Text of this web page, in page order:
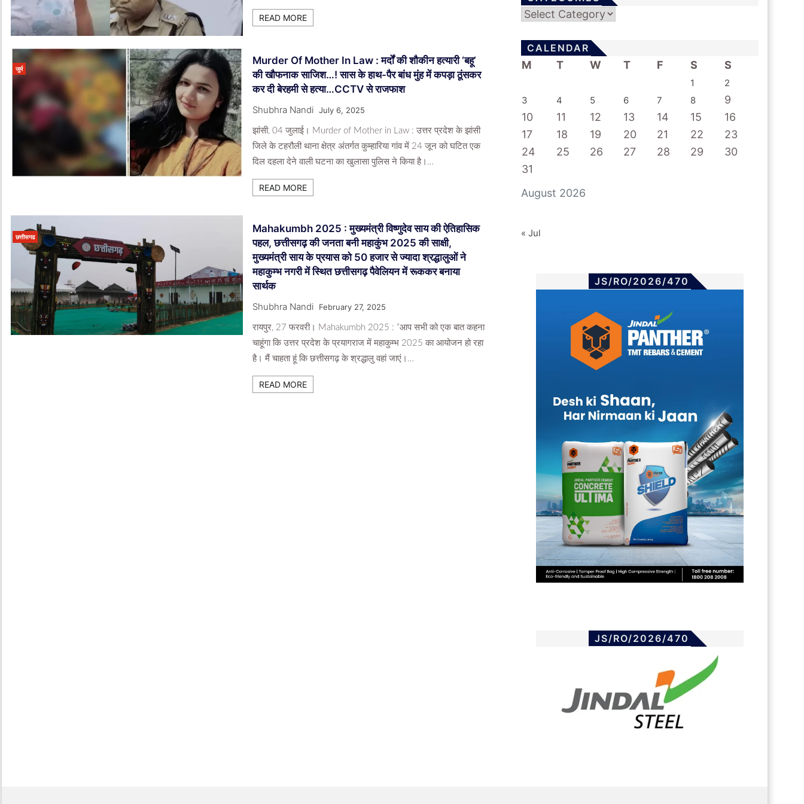
READ MORE
जुर्म
Murder Of Mother In Law : मर्दों की शौकीन हत्यारी ‘बहू’
की खौफनाक साजिश…! सास के हाथ-पैर बांध मुंह में कपड़ा ठूंसकर
कर दी बेरहमी से हत्या…CCTV से राजफाश
Shubhra Nandi July 6, 2025
झांसी, 04 जुलाई। Murder of Mother in Law : उत्तर प्रदेश के झांसी
जिले के टहरौली थाना क्षेत्र अंतर्गत कुम्हारिया गांव में 24 जून को घटित एक
दिल दहला देने वाली घटना का खुलासा पुलिस ने किया है।…
READ MORE
छत्तीसगढ
Mahakumbh 2025 : मुख्यमंत्री विष्णुदेव साय की ऐतिहासिक
पहल, छत्तीसगढ़ की जनता बनी महाकुंभ 2025 की साक्षी,
मुख्यमंत्री साय के प्रयास को 50 हजार से ज्यादा श्रद्धालुओं ने
महाकुम्भ नगरी में स्थित छत्तीसगढ़ पैवेलियन में रूककर बनाया
सार्थक
Shubhra Nandi February 27, 2025
रायपुर, 27 फरवरी। Mahakumbh 2025 : “आप सभी को एक बात कहना
चाहूंगा कि उत्तर प्रदेश के प्रयागराज में महाकुम्भ 2025 का आयोजन हो रहा
है। मैं चाहता हूं कि छत्तीसगढ़ के श्रद्धालु वहां जाएं।…
READ MORE
Categories
CALENDAR
August 2026
M T W T F S S
1
2
3
4 5 6 7 8
9
10
11 12 13 14 15
16
17
18 19 20 21 22
23
24
25 26 27 28 29
30
31
« Jul
JS/RO/2026/470
JS/RO/2026/470